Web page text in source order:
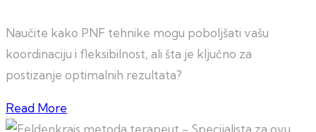
Naučite kako PNF tehnike mogu poboljšati vašu
koordinaciju i fleksibilnost, ali šta je ključno za
postizanje optimalnih rezultata?
Read More